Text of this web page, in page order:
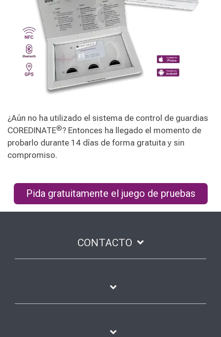
¿Aún no ha utilizado el sistema de control de guardias
COREDINATE®? Entonces ha llegado el momento de
probarlo durante 14 días de forma gratuita y sin
compromiso.
Pida gratuitamente el juego de pruebas
CONTACTO